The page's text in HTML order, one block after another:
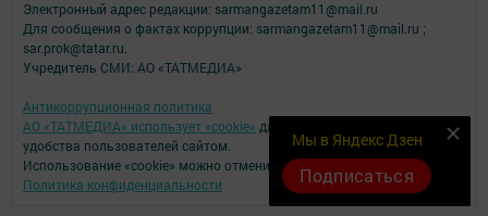
Мы в Яндекс Дзен
Подписаться
Электронный адрес редакции: sarmangazetam11@mail.ru
Для сообщения о фактах коррупции: sarmangazetam11@mail.ru ;
sar.prok@tatar.ru.
Учредитель СМИ: АО «ТАТМЕДИА»
Антикоррупционная политика
АО «ТАТМЕДИА» использует «cookie» для персонализации сервисов и
удобства пользователей сайтом.
Использование «cookie» можно отменить в настройках браузера.
Политика конфиденциальности